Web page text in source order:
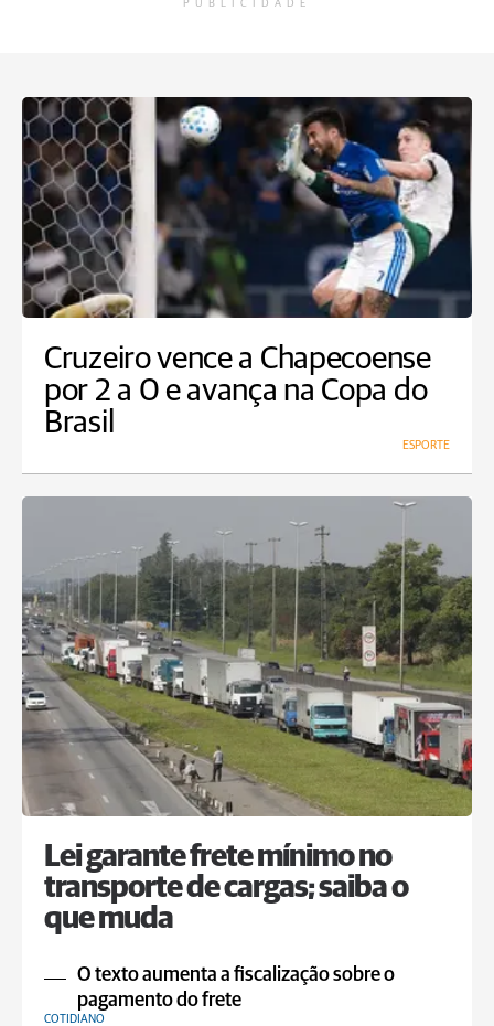
PUBLICIDADE
Cruzeiro vence a Chapecoense
por 2 a 0 e avança na Copa do
Brasil
ESPORTE
Lei garante frete mínimo no
transporte de cargas; saiba o
que muda
O texto aumenta a fiscalização sobre o
pagamento do frete
COTIDIANO